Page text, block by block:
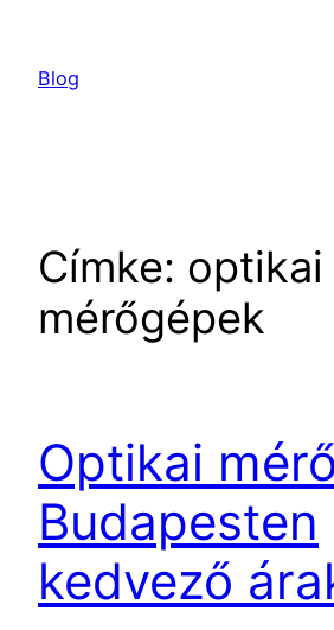
tartalomhoz
Blog
Címke: optikai
mérőgépek
Optikai
Budapesten
kedvező